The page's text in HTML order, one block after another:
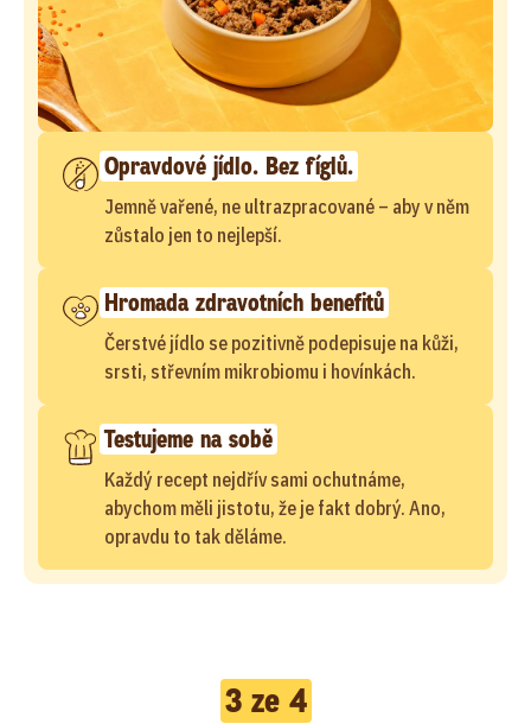
Opravdové jídlo. Bez fíglů.
Jemně vařené, ne ultrazpracované – aby v něm
zůstalo jen to nejlepší.
Hromada zdravotních benefitů
Čerstvé jídlo se pozitivně podepisuje na kůži,
srsti, střevním mikrobiomu i hovínkách.
Testujeme na sobě
Každý recept nejdřív sami ochutnáme,
abychom měli jistotu, že je fakt dobrý. Ano,
opravdu to tak děláme.
3 ze 4